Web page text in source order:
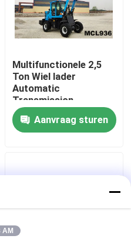
Multifunctionele 2,5
Ton Wiel lader
Automatic
Transmission
Aanvraag sturen
AM